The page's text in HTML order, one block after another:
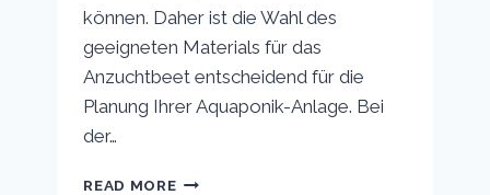
können. Daher ist die Wahl des
geeigneten Materials für das
Anzuchtbeet entscheidend für die
Planung Ihrer Aquaponik-Anlage. Bei
der…
READ MOREWIE